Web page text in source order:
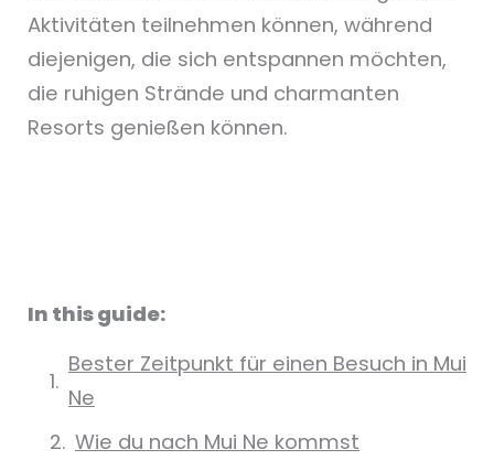
Aktivitäten teilnehmen können, während
diejenigen, die sich entspannen möchten,
die ruhigen Strände und charmanten
Resorts genießen können.
In this guide:
Bester Zeitpunkt für einen Besuch in Mui
Ne
Wie du nach Mui Ne kommst